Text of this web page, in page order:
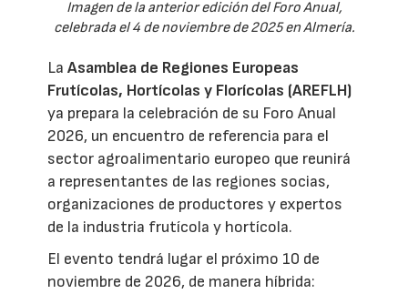
Imagen de la anterior edición del Foro Anual,
celebrada el 4 de noviembre de 2025 en Almería.
LaAsamblea de Regiones Europeas
Frutícolas, Hortícolas y Florícolas (AREFLH)
ya prepara la celebración de su Foro Anual
2026, un encuentro de referencia para el
sector agroalimentario europeo que reunirá
a representantes de las regiones socias,
organizaciones de productores y expertos
de la industria frutícola y hortícola.
El evento tendrá lugar el próximo 10 de
noviembre de 2026, de manera híbrida: